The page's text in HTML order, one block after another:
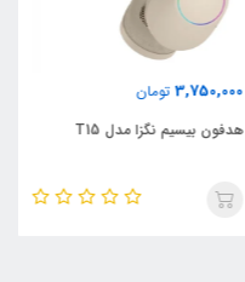
3,750,000 تومان
هدفون بیسیم نگزا مدل T15